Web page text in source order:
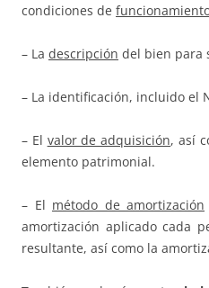
condiciones de
– La descripción del bien para
– La identificación, incluido el
– El valor de adquisición, así
elemento patrimonial.
– El método de amortización
amortización aplicado cada
resultante, así como la